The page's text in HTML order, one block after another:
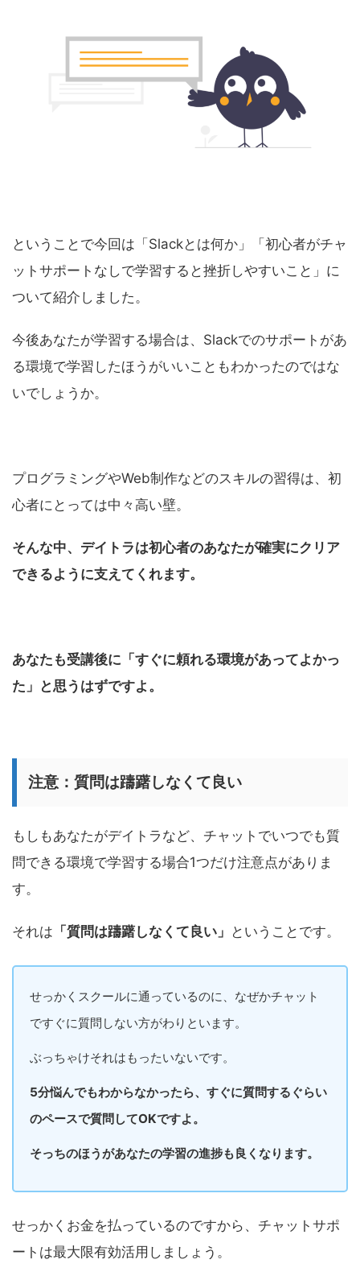
ということで今回は「Slackとは何か」「初心者がチャ
ットサポートなしで学習すると挫折しやすいこと」に
ついて紹介しました。
今後あなたが学習する場合は、Slackでのサポートがあ
る環境で学習したほうがいいこともわかったのではな
いでしょうか。
プログラミングやWeb制作などのスキルの習得は、初
心者にとっては中々高い壁。
そんな中、デイトラは初心者のあなたが確実にクリア
できるように支えてくれます。
あなたも受講後に「すぐに頼れる環境があってよかっ
た」と思うはずですよ。
注意：質問は躊躇しなくて良い
もしもあなたがデイトラなど、チャットでいつでも質
問できる環境で学習する場合1つだけ注意点がありま
す。
それは 「質問は躊躇しなくて良い」 ということです。
せっかくスクールに通っているのに、なぜかチャット
ですぐに質問しない方がわりといます。
ぶっちゃけそれはもったいないです。
5分悩んでもわからなかったら、すぐに質問するぐらい
のペースで質問してOKですよ。
そっちのほうがあなたの学習の進捗も良くなります。
せっかくお金を払っているのですから、チャットサポ
ートは最大限有効活用しましょう。